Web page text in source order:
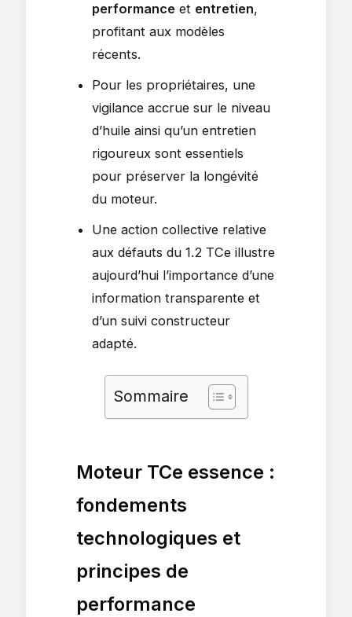
performance et entretien,
profitant aux modèles
récents.
Pour les propriétaires, une
vigilance accrue sur le niveau
d’huile ainsi qu’un entretien
rigoureux sont essentiels
pour préserver la longévité
du moteur.
Une action collective relative
aux défauts du 1.2 TCe illustre
aujourd’hui l’importance d’une
information transparente et
d’un suivi constructeur
adapté.
Sommaire
Moteur TCe essence :
fondements
technologiques et
principes de
performance